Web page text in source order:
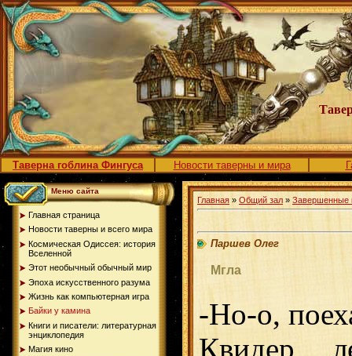
Таверна гоблина Фингуса Новости таверны и мира
Меню сайта
Главная страница
Новости таверны и всего мира
Космическая Одиссея: история
Вселенной
Этот необычный обычный мир
Эпоха искусственного разума
Жизнь как компьютерная игра
Байки у камина
Книги и писатели: литературная
энциклопедия
Магия кино
Главная » Общий зал » Завершенные
Паршев Олег
Мгла
-Но-о,
Квидер